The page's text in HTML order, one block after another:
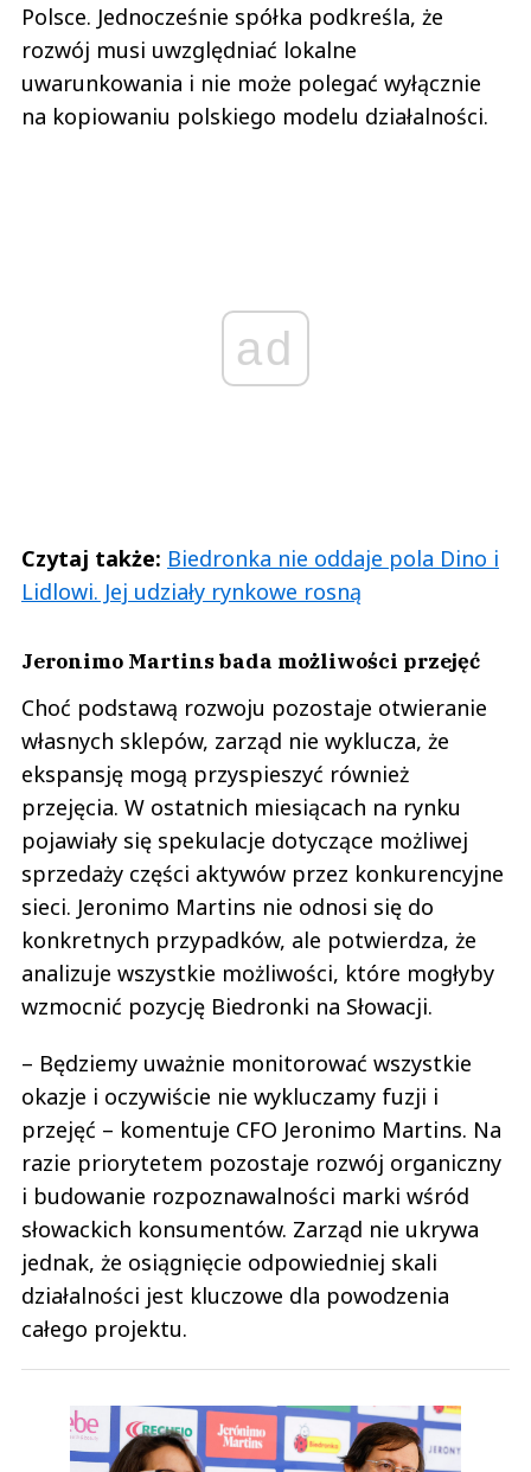
Polsce. Jednocześnie spółka podkreśla, że
rozwój musi uwzględniać lokalne
uwarunkowania i nie może polegać wyłącznie
na kopiowaniu polskiego modelu działalności.
ad
Czytaj także: Biedronka nie oddaje pola Dino i
Lidlowi. Jej udziały rynkowe rosną
Jeronimo Martins bada możliwości przejęć
Choć podstawą rozwoju pozostaje otwieranie
własnych sklepów, zarząd nie wyklucza, że
ekspansję mogą przyspieszyć również
przejęcia. W ostatnich miesiącach na rynku
pojawiały się spekulacje dotyczące możliwej
sprzedaży części aktywów przez konkurencyjne
sieci. Jeronimo Martins nie odnosi się do
konkretnych przypadków, ale potwierdza, że
analizuje wszystkie możliwości, które mogłyby
wzmocnić pozycję Biedronki na Słowacji.
– Będziemy uważnie monitorować wszystkie
okazje i oczywiście nie wykluczamy fuzji i
przejęć – komentuje CFO Jeronimo Martins. Na
razie priorytetem pozostaje rozwój organiczny
i budowanie rozpoznawalności marki wśród
słowackich konsumentów. Zarząd nie ukrywa
jednak, że osiągnięcie odpowiedniej skali
działalności jest kluczowe dla powodzenia
całego projektu.